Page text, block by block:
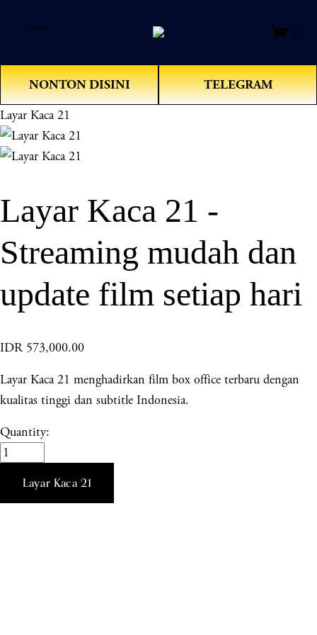
e
n
M
e
u
0
NONTON DISINI TELEGRAM
Layar Kaca 21
Layar Kaca 21 -
Streaming mudah dan
update film setiap hari
IDR 573,000.00
Layar Kaca 21 menghadirkan film box office terbaru dengan
kualitas tinggi dan subtitle Indonesia.
Quantity:
Layar Kaca 21